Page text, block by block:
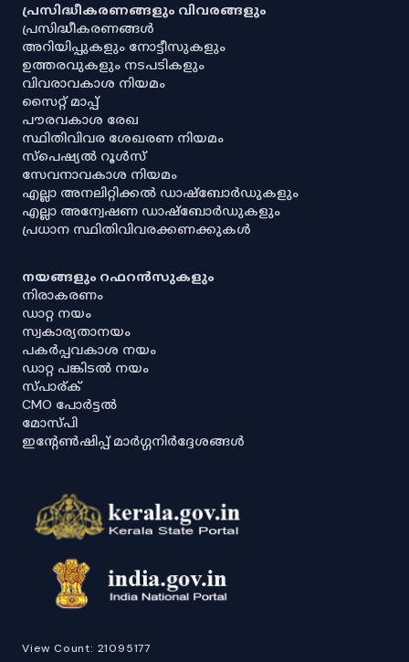
പ്രസിദ്ധീകരണങ്ങളും വിവരങ്ങളും
പ്രസിദ്ധീകരണങ്ങൾ
അറിയിപ്പുകളും നോട്ടീസുകളും
ഉത്തരവുകളും നടപടികളും
വിവരാവകാശ നിയമം
സൈറ്റ് മാപ്പ്
പൗരവകാശ രേഖ
സ്ഥിതിവിവര ശേഖരണ നിയമം
സ്‌പെഷ്യൽ റൂൾസ്
സേവനാവകാശ നിയമം
എല്ലാ അനലിറ്റിക്കൽ ഡാഷ്‌ബോർഡുകളും
എല്ലാ അന്വേഷണ ഡാഷ്‌ബോർഡുകളും
പ്രധാന സ്ഥിതിവിവരക്കണക്കുകൾ
നയങ്ങളും റഫറൻസുകളും
നിരാകരണം
ഡാറ്റ നയം
സ്വകാര്യതാനയം
പകർപ്പവകാശ നയം
ഡാറ്റ പങ്കിടൽ നയം
സ്പാര്ക്
CMO പോർട്ടൽ
മോസ്പി
ഇൻ്റേൺഷിപ്പ് മാർഗ്ഗനിർദ്ദേശങ്ങൾ
View Count: 21095177